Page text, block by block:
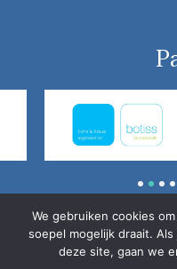
5 6 7 8
© Nederlandse
We gebruiken cookies
soepel mogelijk draait.
deze site, gaan we